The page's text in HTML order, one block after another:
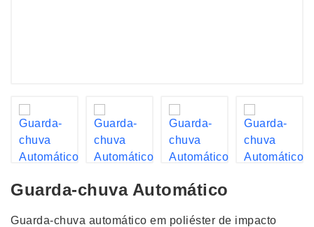
Guarda-chuva Automático
Guarda-chuva automático em poliéster de impacto